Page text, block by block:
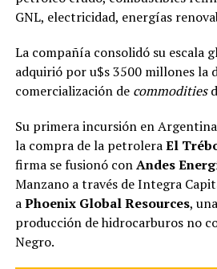
GNL, electricidad, energías
La compañía consolidó su escala
adquirió por u$s 3500 millones la
comercialización de commodities
Su primera incursión en
la compra de la petroleraEl
firma se fusionó conAndes
Manzano a través de Integra
aPhoenix Global Resources,
producción de hidrocarburos no
Negro.